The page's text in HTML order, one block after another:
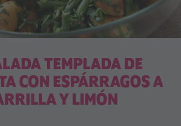
TEMPLADA DE
CON ESPÁRRAGOS A
Y LIMÓN